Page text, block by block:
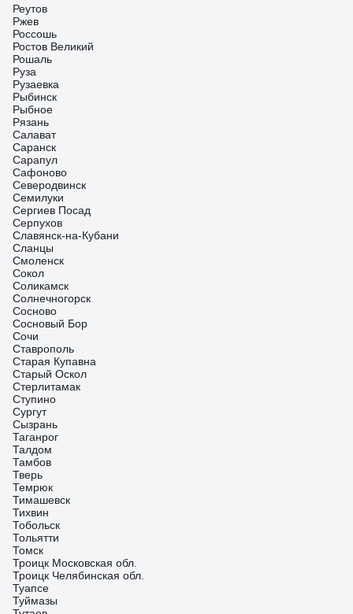
Реутов
Ржев
Россошь
Ростов Великий
Рошаль
Руза
Рузаевка
Рыбинск
Рыбное
Рязань
Салават
Саранск
Сарапул
Сафоново
Северодвинск
Семилуки
Сергиев Посад
Серпухов
Славянск-на-Кубани
Сланцы
Смоленск
Сокол
Соликамск
Солнечногорск
Сосново
Сосновый Бор
Сочи
Ставрополь
Старая Купавна
Старый Оскол
Стерлитамак
Ступино
Сургут
Сызрань
Таганрог
Талдом
Тамбов
Тверь
Темрюк
Тимашевск
Тихвин
Тобольск
Тольятти
Томск
Троицк Московская обл.
Троицк Челябинская обл.
Туапсе
Туймазы